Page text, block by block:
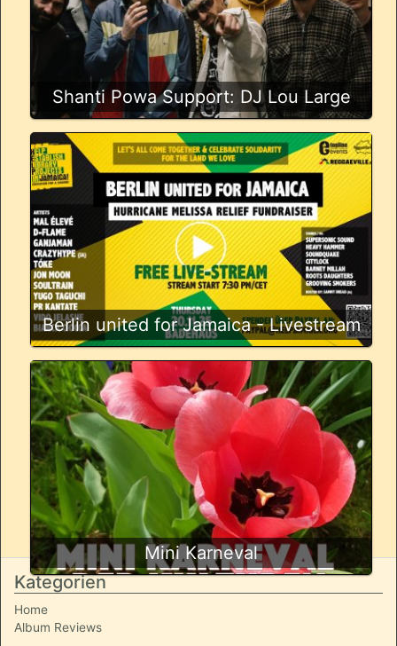
Shanti Powa Support: DJ Lou Large
Berlin united for Jamaica - Livestream
Mini Karneval
Kategorien
Home
Album Reviews